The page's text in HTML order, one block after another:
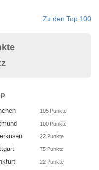
Zu den Top 100
105 Punkte
100 Punkte
22 Punkte
75 Punkte
22 Punkte